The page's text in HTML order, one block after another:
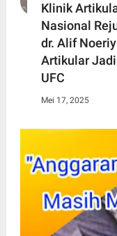
Klinik
Nasional
dr. Alif
Artikular Jadi
UFC
Mei 17, 2025